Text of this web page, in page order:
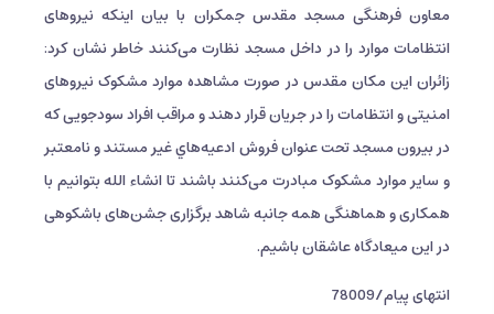
معاون فرهنگی مسجد مقدس جمکران با بیان اینکه نیروهای
انتظامات موارد را در داخل مسجد نظارت می‌کنند خاطر نشان کرد:
زائران این مکان مقدس در صورت مشاهده موارد مشکوک نیروهای
امنيتی و انتظامات را در جریان قرار دهند و مراقب افراد سودجویی که
در بیرون مسجد تحت عنوان فروش ادعیه‌هاي غیر مستند و نامعتبر
و سایر موارد مشکوک مبادرت می‌کنند باشند تا انشاء الله بتوانیم با
همکاری و هماهنگی همه جانبه شاهد برگزاری جشن‌های باشکوهی
در این میعادگاه عاشقان باشیم.
انتهای پیام/78009